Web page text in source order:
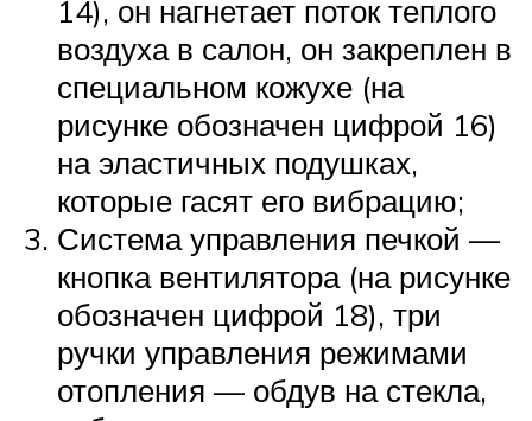
14), он нагнетает поток теплого
воздуха в салон, он закреплен в
специальном кожухе (на
рисунке обозначен цифрой 16)
на эластичных подушках,
которые гасят его вибрацию;
Система управления печкой —
кнопка вентилятора (на рисунке
обозначен цифрой 18), три
ручки управления режимами
отопления — обдув на стекла,